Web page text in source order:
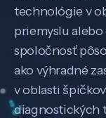
technológie v
priemyslu alebo
spoločnosť
ako výhradné
v oblasti
diagnostických